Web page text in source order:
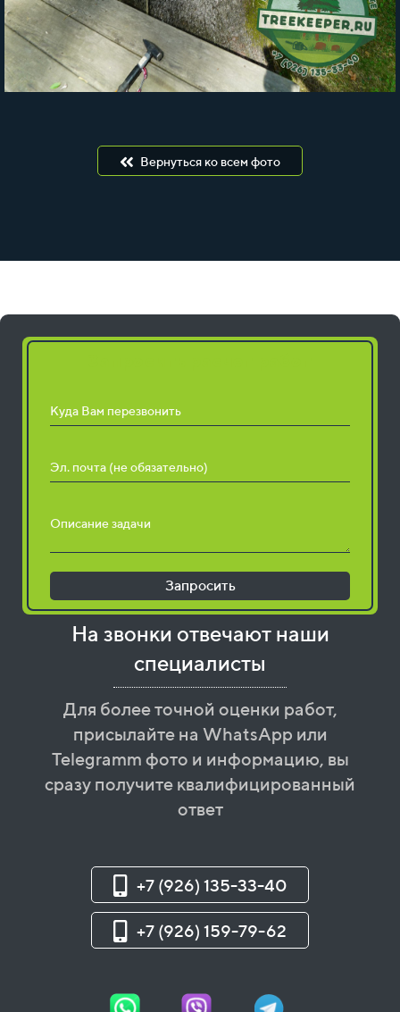
Вернуться ко всем фото
Куда Вам перезвонить
Эл. почта (не обязательно)
Описание задачи
Запросить
На звонки отвечают наши
специалисты
Для более точной оценки работ,
присылайте на WhatsApp или
Telegramm фото и информацию, вы
сразу получите квалифицированный
ответ
+7 (926) 135-33-40
+7 (926) 159-79-62